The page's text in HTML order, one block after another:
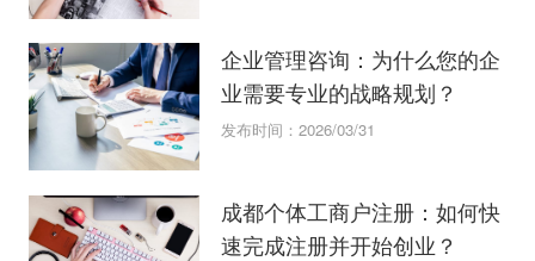
企业管理咨询：为什么您的企
业需要专业的战略规划？
发布时间：2026/03/31
成都个体工商户注册：如何快
速完成注册并开始创业？